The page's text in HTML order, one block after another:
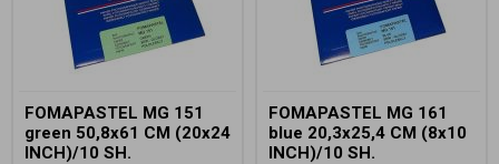
FOMAPASTEL MG 151
green 50,8x61 CM (20x24
INCH)/10 SH.
FOMAPASTEL MG 161
blue 20,3x25,4 CM (8x10
INCH)/10 SH.